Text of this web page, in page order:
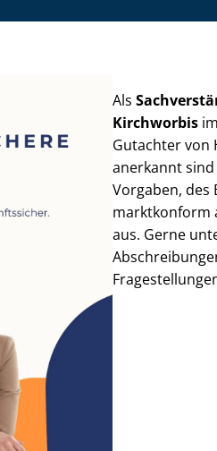
Als
Kirchworbis
Gutachter von
anerkannt
Vorgaben, des
marktkonform
aus. Gerne